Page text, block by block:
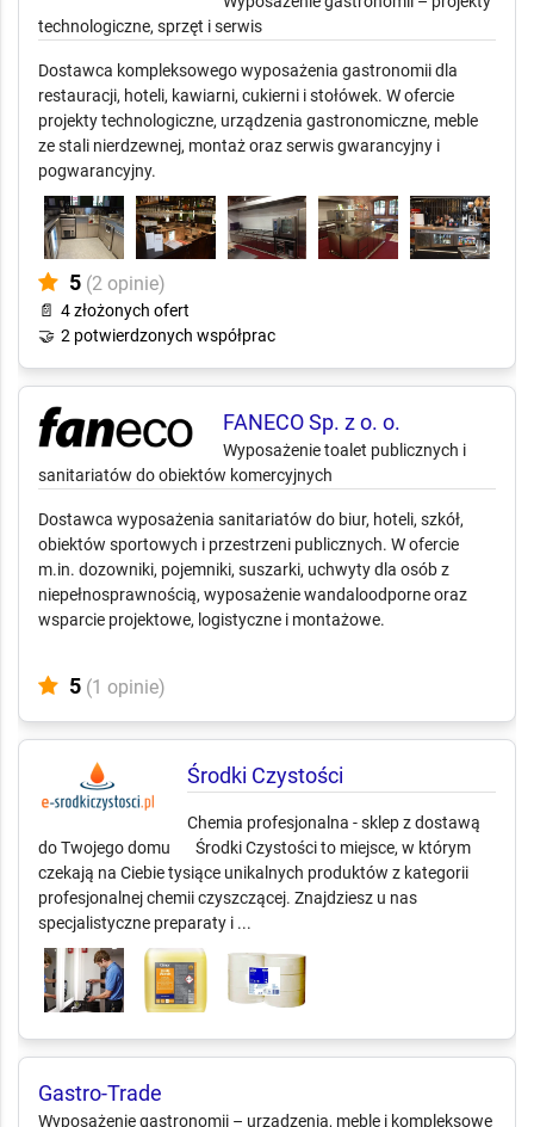
technologiczne, sprzęt i serwis
Dostawca kompleksowego wyposażenia gastronomii dla
restauracji, hoteli, kawiarni, cukierni i stołówek. W ofercie
projekty technologiczne, urządzenia gastronomiczne, meble
ze stali nierdzewnej, montaż oraz serwis gwarancyjny i
pogwarancyjny.
5 (2 opinie)
📄 4 złożonych ofert
🤝 2 potwierdzonych współprac
FANECO Sp. z o. o.
Wyposażenie toalet publicznych i
sanitariatów do obiektów komercyjnych
Dostawca wyposażenia sanitariatów do biur, hoteli, szkół,
obiektów sportowych i przestrzeni publicznych. W ofercie
m.in. dozowniki, pojemniki, suszarki, uchwyty dla osób z
niepełnosprawnością, wyposażenie wandaloodporne oraz
wsparcie projektowe, logistyczne i montażowe.
Środki Czystości
Chemia profesjonalna - sklep z dostawą
do Twojego domu Środki Czystości to miejsce, w którym
czekają na Ciebie tysiące unikalnych produktów z kategorii
profesjonalnej chemii czyszczącej. Znajdziesz u nas
specjalistyczne preparaty i ...